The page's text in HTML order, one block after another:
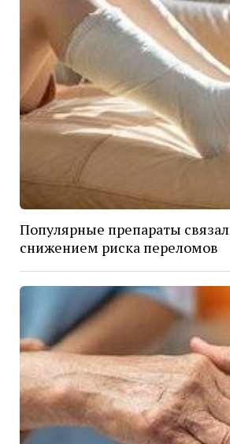
Популярные препараты
снижением риска переломов